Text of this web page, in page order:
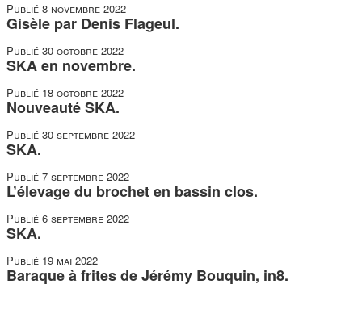
Publié 8 novembre 2022
Gisèle par Denis Flageul.
Publié 30 octobre 2022
SKA en novembre.
Publié 18 octobre 2022
Nouveauté SKA.
Publié 30 septembre 2022
SKA.
Publié 7 septembre 2022
L’élevage du brochet en bassin clos.
Publié 6 septembre 2022
SKA.
Publié 19 mai 2022
Baraque à frites de Jérémy Bouquin, in8.